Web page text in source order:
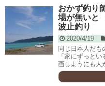
おかず釣り
場が無いと
波止釣り
2020/4/19
同じ日本人だも
「家にずっと
画しようにも人